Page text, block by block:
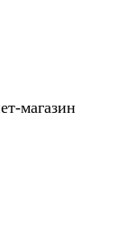
магазин